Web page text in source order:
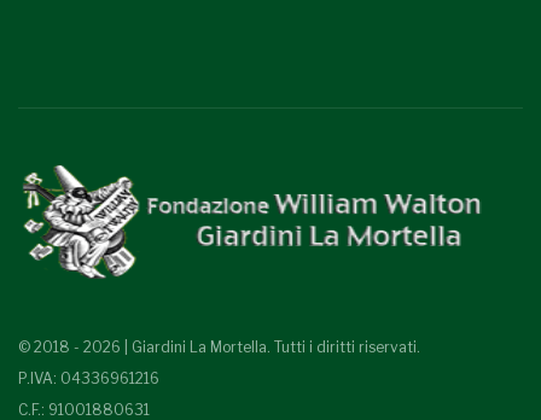
© 2018 - 2026 | Giardini La Mortella. Tutti i diritti riservati.
P.IVA: 04336961216
C.F.: 91001880631